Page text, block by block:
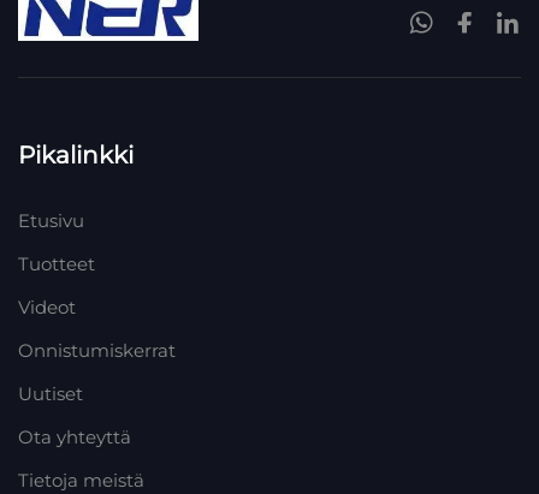
Pikalinkki
Etusivu
Tuotteet
Videot
Onnistumiskerrat
Uutiset
Ota yhteyttä
Tietoja meistä